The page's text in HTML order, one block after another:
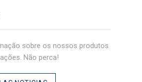
sobre os nossos produtos
Não perca!